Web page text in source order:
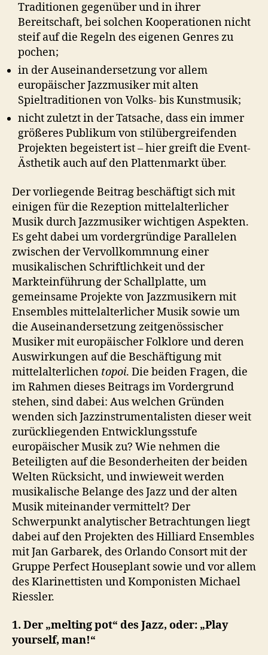
Traditionen gegenüber und in ihrer
Bereitschaft, bei solchen Kooperationen nicht
steif auf die Regeln des eigenen Genres zu
pochen;
in der Auseinandersetzung vor allem
europäischer Jazzmusiker mit alten
Spieltraditionen von Volks- bis Kunstmusik;
nicht zuletzt in der Tatsache, dass ein immer
größeres Publikum von stilübergreifenden
Projekten begeistert ist – hier greift die Event-
Ästhetik auch auf den Plattenmarkt über.
Der vorliegende Beitrag beschäftigt sich mit
einigen für die Rezeption mittelalterlicher
Musik durch Jazzmusiker wichtigen Aspekten.
Es geht dabei um vordergründige Parallelen
zwischen der Vervollkommnung einer
musikalischen Schriftlichkeit und der
Markteinführung der Schallplatte, um
gemeinsame Projekte von Jazzmusikern mit
Ensembles mittelalterlicher Musik sowie um
die Auseinandersetzung zeitgenössischer
Musiker mit europäischer Folklore und deren
Auswirkungen auf die Beschäftigung mit
mittelalterlichen topoi. Die beiden Fragen, die
im Rahmen dieses Beitrags im Vordergrund
stehen, sind dabei: Aus welchen Gründen
wenden sich Jazzinstrumentalisten dieser weit
zurückliegenden Entwicklungsstufe
europäischer Musik zu? Wie nehmen die
Beteiligten auf die Besonderheiten der beiden
Welten Rücksicht, und inwieweit werden
musikalische Belange des Jazz und der alten
Musik miteinander vermittelt? Der
Schwerpunkt analytischer Betrachtungen liegt
dabei auf den Projekten des Hilliard Ensembles
mit Jan Garbarek, des Orlando Consort mit der
Gruppe Perfect Houseplant sowie und vor allem
des Klarinettisten und Komponisten Michael
Riessler.
1. Der „melting pot“ des Jazz, oder: „Play
yourself, man!“